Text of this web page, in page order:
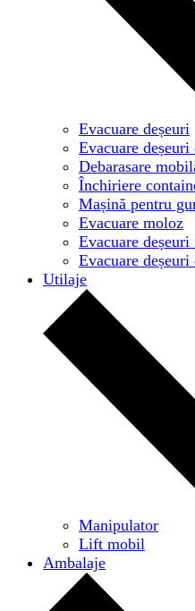
Evacuare deșeuri
Evacuare
Debarasare
Închiriere
Mașină pentru
Evacuare moloz
Evacuare
Evacuare
Utilaje
Manipulator
Lift mobil
Ambalaje